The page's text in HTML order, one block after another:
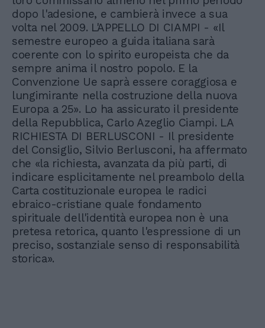
dopo l'adesione, e cambierà invece a sua
volta nel 2009. L'APPELLO DI CIAMPI - «Il
semestre europeo a guida italiana sarà
coerente con lo spirito europeista che da
sempre anima il nostro popolo. E la
Convenzione Ue saprà essere coraggiosa e
lungimirante nella costruzione della nuova
Europa a 25». Lo ha assicurato il presidente
della Repubblica, Carlo Azeglio Ciampi. LA
RICHIESTA DI BERLUSCONI - Il presidente
del Consiglio, Silvio Berlusconi, ha affermato
che «la richiesta, avanzata da più parti, di
indicare esplicitamente nel preambolo della
Carta costituzionale europea le radici
ebraico-cristiane quale fondamento
spirituale dell'identità europea non è una
pretesa retorica, quanto l'espressione di un
preciso, sostanziale senso di responsabilità
storica».